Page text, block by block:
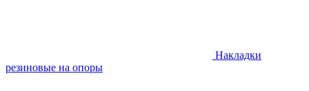
Накладки
резиновые на опоры